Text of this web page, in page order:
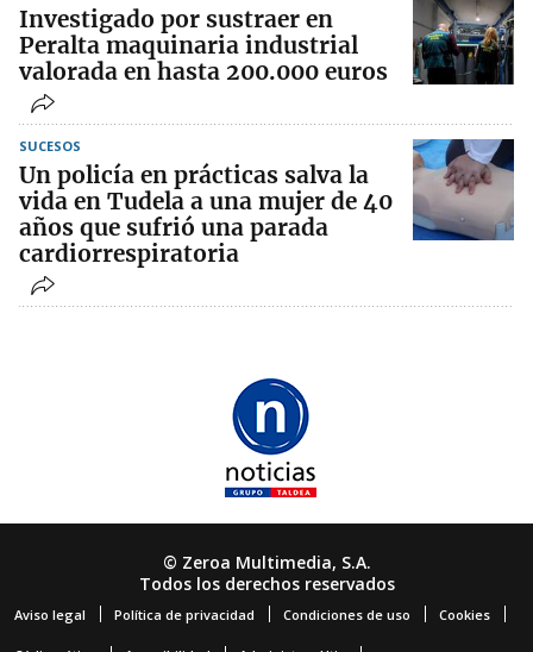
Investigado por sustraer en
Peralta maquinaria industrial
valorada en hasta 200.000 euros
SUCESOS
Un policía en prácticas salva la
vida en Tudela a una mujer de 40
años que sufrió una parada
cardiorrespiratoria
© Zeroa Multimedia, S.A.
Todos los derechos reservados
Aviso legal Política de privacidad Condiciones de uso Cookies